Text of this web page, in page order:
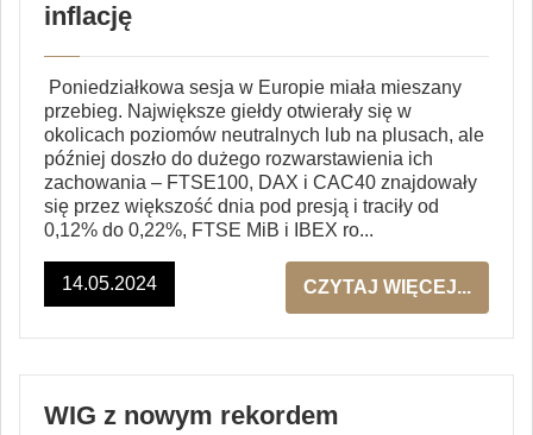
inflację
Poniedziałkowa sesja w Europie miała mieszany
przebieg. Największe giełdy otwierały się w
okolicach poziomów neutralnych lub na plusach, ale
później doszło do dużego rozwarstawienia ich
zachowania – FTSE100, DAX i CAC40 znajdowały
się przez większość dnia pod presją i traciły od
0,12% do 0,22%, FTSE MiB i IBEX ro...
14.05.2024 CZYTAJ WIĘCEJ...
WIG z nowym rekordem